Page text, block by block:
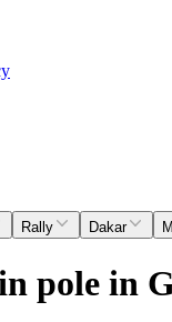
Rally Dakar
pole in